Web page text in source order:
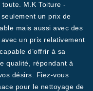
M.K Toiture -
un prix de
mais aussi avec des
un prix relativement
d’offrir à sa
qualité, répondant à
désirs. Fiez-vous
pour le nettoyage de